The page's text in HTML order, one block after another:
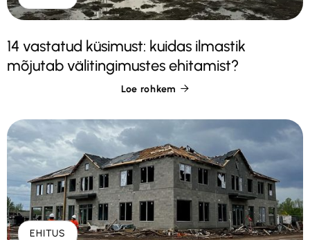
14 vastatud küsimust: kuidas ilmastik
mõjutab välitingimustes ehitamist?
Loe rohkem 
EHITUS